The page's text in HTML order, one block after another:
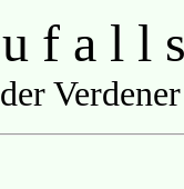
f a l l